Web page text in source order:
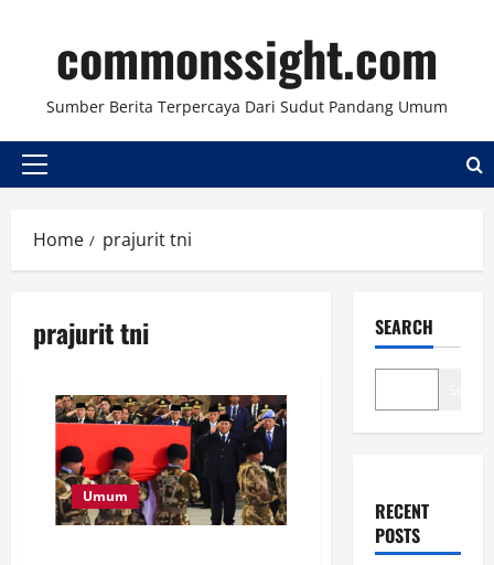
contentcommonssight.com
Sumber Berita Terpercaya Dari Sudut Pandang Umum
Primary
Home prajurit tni
prajurit tni
Umum
SEARCH
RECENT
POSTS